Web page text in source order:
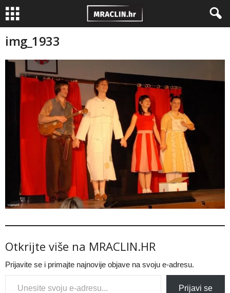
img_1933
Otkrijte više na MRACLIN.HR
Prijavite se i primajte najnovije objave na svoju e-adresu.
Type your email…
Prijavi se